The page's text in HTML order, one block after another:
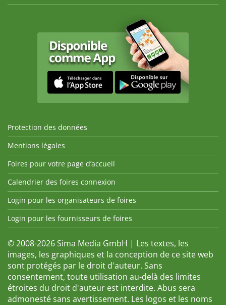
Protection des données
Mentions légales
Foires pour votre page d’accueil
Calendrier des foires connexion
Login pour les organisateurs de foires
Login pour les fournisseurs de foires
© 2008-2026 Sima Media GmbH | Les textes, les
images, les graphiques et la conception de ce site web
sont protégés par le droit d'auteur. Sans
consentement, toute utilisation au-delà des limites
étroites du droit d'auteur est interdite. Abus sera
admonesté sans avertissement. Les logos et les noms